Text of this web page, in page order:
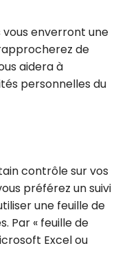
enverront une
de
aidera à
personnelles du
contrôle sur vos
préférez un suivi
une feuille de
Par « feuille de
Excel ou